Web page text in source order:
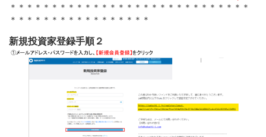
＊＊＊＊＊＊＊＊＊＊＊＊＊＊＊＊＊＊＊＊＊＊＊＊＊＊＊＊＊
＊＊＊＊＊＊＊＊＊＊＊＊＊＊＊＊＊
新規投資家登録手順２